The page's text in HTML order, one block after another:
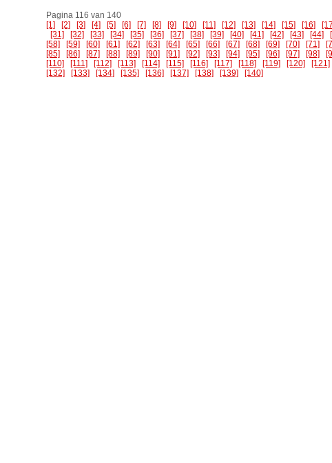
Pagina 116 van 140
[1]
[2] [3] [4] [5] [6] [7] [8] [9] [10] [11] [12] [13] [14] [15] [16]
[31]
[32] [33] [34] [35] [36] [37] [38] [39] [40] [41] [42] [43] [44]
[58]
[59] [60] [61] [62] [63] [64] [65] [66] [67] [68] [69] [70] [71]
[85]
[86] [87] [88] [89] [90] [91] [92] [93] [94] [95] [96] [97] [98]
[110]
[111] [112] [113] [114] [115] [116] [117] [118] [119] [120] [121]
[132]
[133] [134] [135] [136] [137] [138] [139] [140]